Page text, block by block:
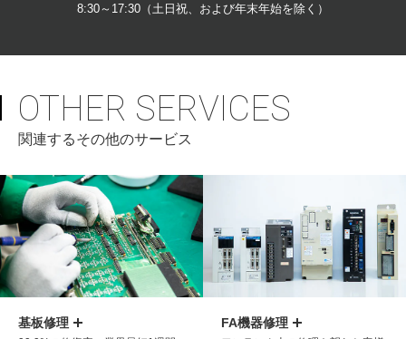
8:30～17:30（土日祝、および年末年始を除く）
OTHER SERVICES
関連するその他のサービス
基板修理 FA機器修理